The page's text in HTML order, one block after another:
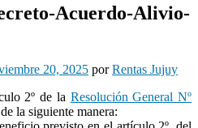
Acuerdo-Alivio-
20, 2025 porRentas Jujuy
2º de la Resolución General Nº
la siguiente manera: